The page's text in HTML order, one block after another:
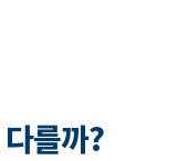
를까?